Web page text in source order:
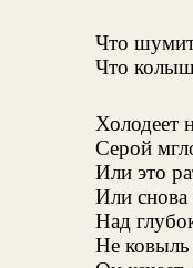
Что
Что
Холодеет
Серой
Или это
Или снова
Над
Не